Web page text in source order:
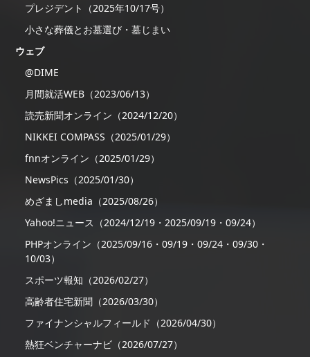
プレジデント（2025年10/17号）
小さな葬儀とお墓選び・墓じまい
ウェブ
@DIME
月間就活WEB（2023/06/13）
読売新聞オンライン（2024/12/20）
NIKKEI COMPASS（2025/01/29）
fnnオンライン（2025/01/29）
NewsPics（2025/01/30）
めざましmedia（2025/08/26）
Yahoo!ニュース（2024/12/19・2025/09/19・09/24）
PHPオンライン（2025/09/16・09/19・09/24・09/30・
10/03）
スポーツ報知（2026/02/27）
高齢者住宅新聞（2026/03/30）
ファイナンシャルフィールド（2026/04/30）
熱狂ベンチャーナビ（2026/07/27）